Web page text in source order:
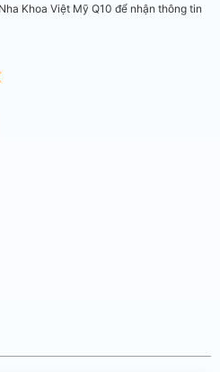
Khoa Việt Mỹ Q10 để nhận thông tin